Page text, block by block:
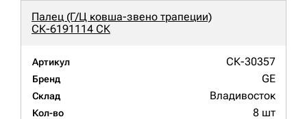
Палец (Г/Ц ковша-звено трапеции)
СК-6191114 СК
Артикул СК-30357
Бренд GE
Склад Владивосток
Кол-во 8 шт